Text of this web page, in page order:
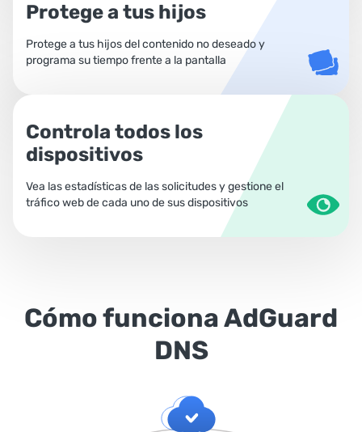
Protege a tus hijos
Protege a tus hijos del contenido no deseado y
programa su tiempo frente a la pantalla
Controla todos los
dispositivos
Vea las estadísticas de las solicitudes y gestione el
tráfico web de cada uno de sus dispositivos
Cómo funciona AdGuard
DNS